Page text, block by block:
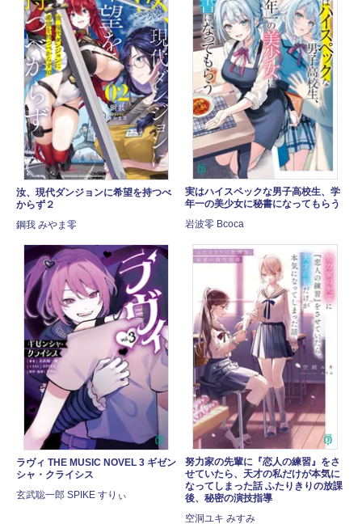
汝、現代ダンジョンに希望を持つべ
からず２
鋼我 みやま零
実はハイスペックな男子高校生、学
年一の美少女に秘書になってもらう
岩波零 Bcoca
ラヴィ THE MUSIC NOVEL 3 ギゼン
シャ・クライシス
玄武聡一郎 SPIKE すりぃ
努力家の先輩に『恋人の練習』をさ
せていたら、天才の私だけが本気に
なってしまった話 ふたりきりの放課
後、秘密の演技指導
空洞ユキ みすみ